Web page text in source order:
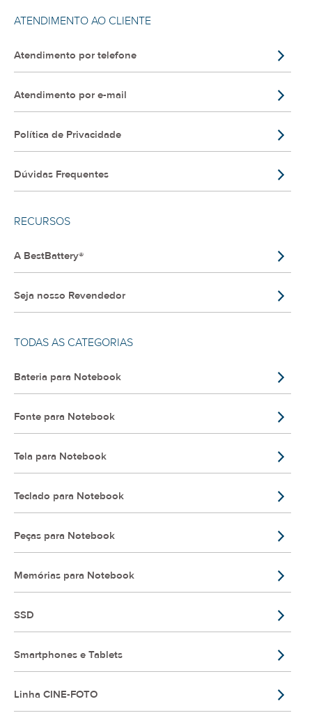
ATENDIMENTO AO CLIENTE
Atendimento por telefone
Atendimento por e-mail
Política de Privacidade
Dúvidas Frequentes
RECURSOS
A BestBattery®
Seja nosso Revendedor
TODAS AS CATEGORIAS
Bateria para Notebook
Fonte para Notebook
Tela para Notebook
Teclado para Notebook
Peças para Notebook
Memórias para Notebook
SSD
Smartphones e Tablets
Linha CINE-FOTO